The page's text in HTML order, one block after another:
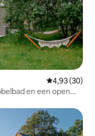
Gemiddelde
4,93 (30)
en een open